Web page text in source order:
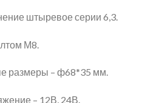
штыревое серии 6,3.
М8.
размеры – ф68*35 мм.
– 12В, 24В.